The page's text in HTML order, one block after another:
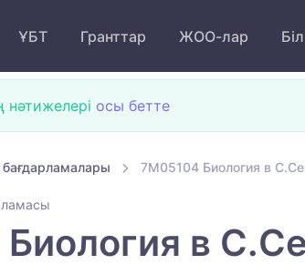
ҰБТ Гранттар ЖОО-лар
нәтижелері осы бетте
бағдарламалары 7M05104 Биология в
в